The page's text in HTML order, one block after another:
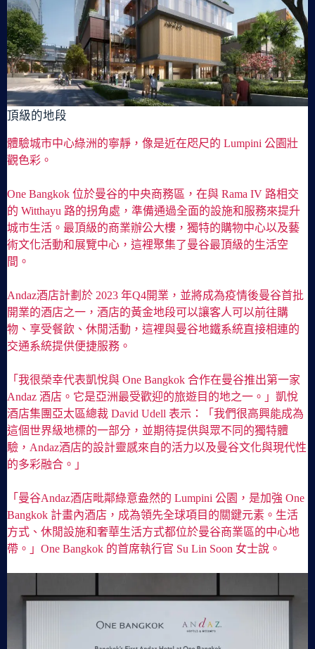
頂級的地段
體驗城市中心綠洲的寧靜，像是近在咫尺的 Lumpini 公園壯
觀色彩。
One Bangkok 位於曼谷的中央商務區，在與 Rama IV 路相交
的 Witthayu 路的拐角處，準備通過全面的設施和服務來提升
城市生活。最頂級的商業辦公大樓，獨特的購物中心以及藝
術文化活動和展覽中心，這裡聚集了曼谷最頂級的生活空
間。
Andaz酒店計劃於 2023 年Q4開業，並將成為疫情後曼谷首批
開業的酒店之一，酒店的黃金地段可以讓客人可以前往購
物、享受餐飲、休閒活動，這裡與曼谷地鐵系統直接相連的
交通系統提供便捷服務。
「我很榮幸代表凱悅與 One Bangkok 合作在曼谷推出第一家
Andaz 酒店。它是亞洲最受歡迎的旅遊目的地之一。」凱悅
酒店集團亞太區總裁 David Udell 表示：「我們很高興能成為
這個世界級地標的一部分，並期待提供與眾不同的獨特體
驗，Andaz酒店的設計靈感來自的活力以及曼谷文化與現代性
的多彩融合。」
「曼谷Andaz酒店毗鄰綠意盎然的 Lumpini 公園，是加強 One
Bangkok 計畫內酒店，成為領先全球項目的關鍵元素。生活
方式、休閒設施和奢華生活方式都位於曼谷商業區的中心地
帶。」One Bangkok 的首席執行官 Su Lin Soon 女士說。